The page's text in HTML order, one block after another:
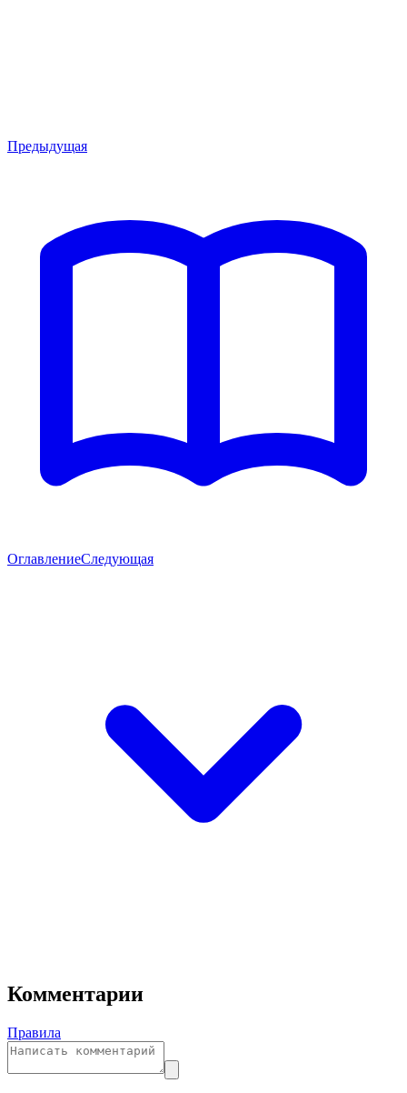
Предыдущая
ОглавлениеСледующая
Комментарии
Правила